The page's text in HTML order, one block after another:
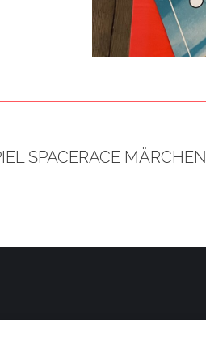
SPACERACE MÄRCHEN